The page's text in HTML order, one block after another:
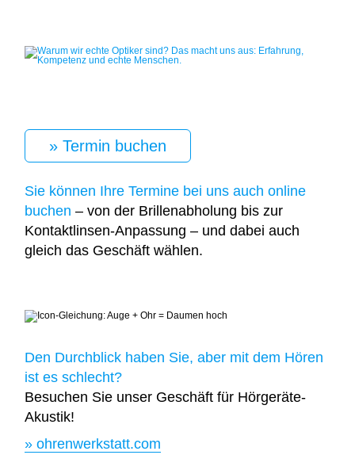
» Termin buchen
Sie können Ihre Termine bei uns auch online
buchen – von der Brillenabholung bis zur
Kontaktlinsen-Anpassung – und dabei auch
gleich das Geschäft wählen.
Den Durchblick haben Sie, aber mit dem Hören
ist es schlecht?
Besuchen Sie unser Geschäft für Hörgeräte-
Akustik!
» ohrenwerkstatt.com